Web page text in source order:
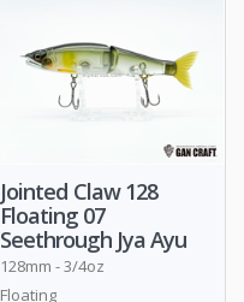
Jointed Claw 128
Floating 07
Seethrough Jya Ayu
128mm - 3/4oz
Floating